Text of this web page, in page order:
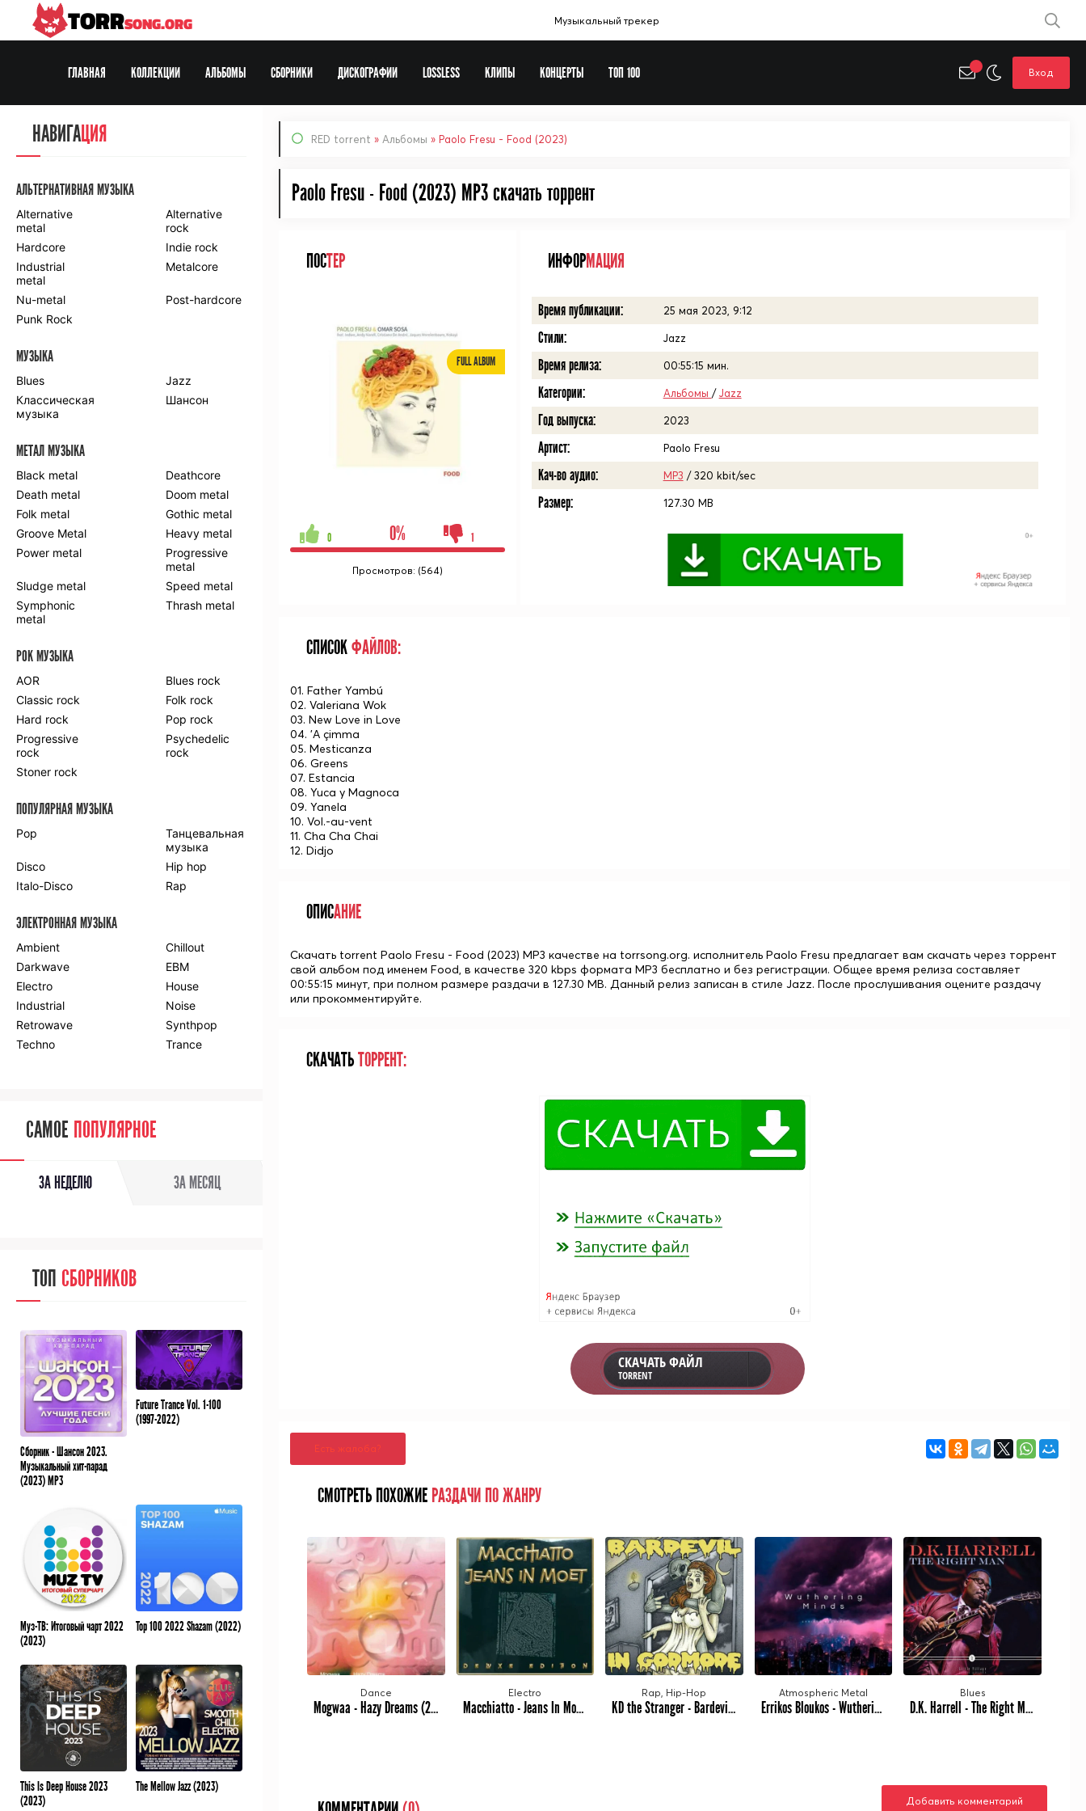
RED torrent » Альбомы » Paolo Fresu - Food (2023)
Paolo Fresu - Food (2023) MP3 cкачать торрент
ПОСТЕР
FULL ALBUM
0 0% 1
Просмотров: (564)
ИНФОРМАЦИЯ
Время публикации: 25 мая 2023, 9:12
Стили: Jazz
Время релиза: 00:55:15 мин.
Категории: Альбомы /Jazz
Год выпуска: 2023
Артист: Paolo Fresu
Кач-во аудио: MP3 / 320 kbit/sec
Размер: 127.30 MB
СПИСОКФАЙЛОВ:
01. Father Yambú
02. Valeriana Wok
03. New Love in Love
04. 'A çimma
05. Mesticanza
06. Greens
07. Estancia
08. Yuca y Magnoca
09. Yanela
10. Vol.-au-vent
11. Cha Cha Chai
12. Didjo
ОПИСАНИЕ
Скачать torrent Paolo Fresu - Food (2023) MP3 качестве на torrsong.org. исполнитель Paolo Fresu предлагает вам скачать через торрент
свой альбом под именем Food, в качестве 320 kbps формата MP3 бесплатно и без регистрации. Общее время релиза составляет
00:55:15 минут, при полном размере раздачи в 127.30 MB. Данный релиз записан в стиле Jazz. После прослушивания оцените раздачу
или прокомментируйте.
СКАЧАТЬТОРРЕНТ:
СКАЧАТЬ ФАЙЛ
TORRENT
Есть жалоба?
СМОТРЕТЬ ПОХОЖИЕ РАЗДАЧИ ПО ЖАНРУ
Dance
Mogwaa - Hazy Dreams (2023)
Electro
Macchiatto - Jeans In Moet (2023)
Rap, Hip-Hop
KD the Stranger - Bardevil In Godmode (2023)
Atmospheric Metal
Errikos Bloukos - Wuthering Minds (2023)
Blues
D.K. Harrell - The Right Man (2023)
Добавить комментарий
НАВИГАЦИЯ
АЛЬТЕРНАТИВНАЯ МУЗЫКА
Alternative
metal
Alternative
rock
Hardcore
Indie rock
Industrial
metal
Metalcore
Nu-metal
Post-hardcore
Punk Rock
МУЗЫКА
Blues
Jazz
Классическая
музыка
Шансон
МЕТАЛ МУЗЫКА
Black metal
Deathcore
Death metal
Doom metal
Folk metal
Gothic metal
Groove Metal
Heavy metal
Power metal
Progressive
metal
Sludge metal
Speed metal
Symphonic
metal
Thrash metal
РОК МУЗЫКА
AOR
Blues rock
Classic rock
Folk rock
Hard rock
Pop rock
Progressive
rock
Psychedelic
rock
Stoner rock
ПОПУЛЯРНАЯ МУЗЫКА
Pop
Танцевальная
музыка
Disco
Hip hop
Italo-Disco
Rap
ЭЛЕКТРОННАЯ МУЗЫКА
Ambient
Chillout
Darkwave
EBM
Electro
House
Industrial
Noise
Retrowave
Synthpop
Techno
Trance
САМОЕ ПОПУЛЯРНОЕ
ЗА НЕДЕЛЮ ЗА МЕСЯЦ
ТОП СБОРНИКОВ
Сборник - Шансон 2023.
Музыкальный хит-парад
(2023) MP3
Future Trance Vol. 1-100
(1997-2022)
Муз-ТВ: Итоговый чарт 2022
(2023)
Top 100 2022 Shazam (2022)
This Is Deep House 2023
(2023)
The Mellow Jazz (2023)
TORRSONG.ORG Музыкальный трекер
ГЛАВНАЯ КОЛЛЕКЦИИ
Web-DL
Europa Plus
Новогодние сборники
АЛЬБОМЫ СБОРНИКИ ДИСКОГРАФИИ LOSSLESS КЛИПЫ КОНЦЕРТЫ ТОП 100 Вход